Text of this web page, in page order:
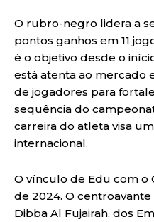
O rubro-negro lidera a
pontos ganhos em 11
é o objetivo desde o
está atenta ao mercado
de jogadores para
sequência do
carreira do atleta visa
internacional.
O vínculo de Edu com o
de 2024. O
Dibba Al Fujairah, dos